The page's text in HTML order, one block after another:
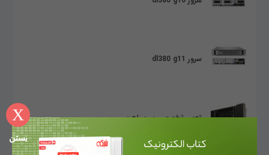
X
بستن
سرور dl380 g11
تعمیر تخصصی سرور اچ پی